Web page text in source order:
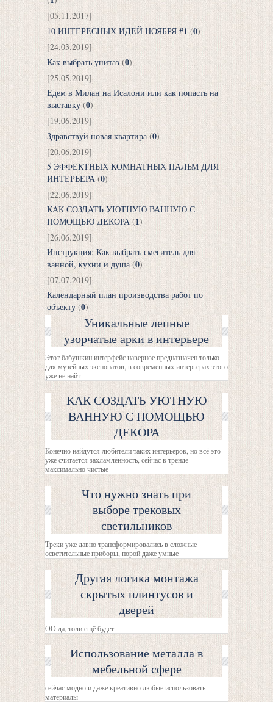
[05.11.2017]
10 ИНТЕРЕСНЫХ ИДЕЙ НОЯБРЯ #1 (0)
[24.03.2019]
Как выбрать унитаз (0)
[25.05.2019]
Едем в Милан на Исалони или как попасть на
выставку (0)
[19.06.2019]
Здравствуй новая квартира (0)
[20.06.2019]
5 ЭФФЕКТНЫХ КОМНАТНЫХ ПАЛЬМ ДЛЯ
ИНТЕРЬЕРА (0)
[22.06.2019]
КАК СОЗДАТЬ УЮТНУЮ ВАННУЮ С
ПОМОЩЬЮ ДЕКОРА (1)
[26.06.2019]
Инструкция: Как выбрать смеситель для
ванной, кухни и душа (0)
[07.07.2019]
Календарный план производства работ по
объекту (0)
Уникальные лепные
узорчатые арки в интерьере
Этот бабушкин интерфейс наверное предназначен только
для музейных экспонатов, в современных интерьерах этого
уже не найт
КАК СОЗДАТЬ УЮТНУЮ
ВАННУЮ С ПОМОЩЬЮ
ДЕКОРА
Конечно найдутся любители таких интерьеров, но всё это
уже считается захламлённость, сейчас в тренде
максимально чистые
Что нужно знать при
выборе трековых
светильников
Треки уже давно трансформировались в сложные
осветительные приборы, порой даже умные
Другая логика монтажа
скрытых плинтусов и
дверей
ОО да, толи ещё будет
Использование металла в
мебельной сфере
сейчас модно и даже креативно любые использовать
материалы